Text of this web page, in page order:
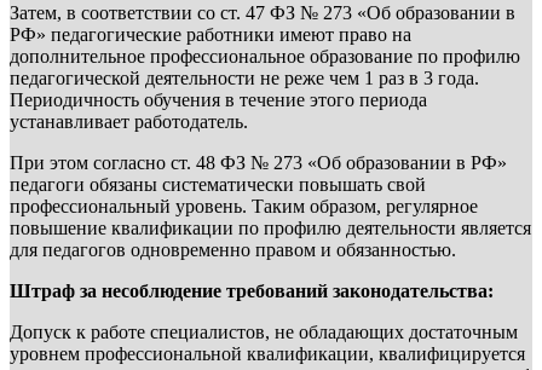
Затем, в соответствии со ст. 47 ФЗ № 273 «Об образовании в
РФ» педагогические работники имеют право на
дополнительное профессиональное образование по профилю
педагогической деятельности не реже чем 1 раз в 3 года.
Периодичность обучения в течение этого периода
устанавливает работодатель.
При этом согласно ст. 48 ФЗ № 273 «Об образовании в РФ»
педагоги обязаны систематически повышать свой
профессиональный уровень. Таким образом, регулярное
повышение квалификации по профилю деятельности является
для педагогов одновременно правом и обязанностью.
Штраф за несоблюдение требований законодательства:
Допуск к работе специалистов, не обладающих достаточным
уровнем профессиональной квалификации, квалифицируется